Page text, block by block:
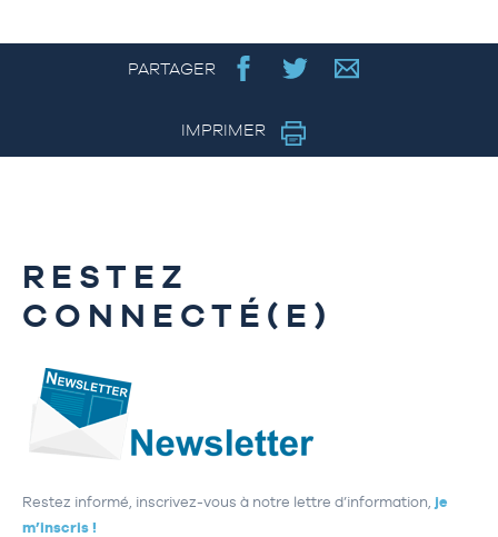
PARTAGER
IMPRIMER
RESTEZ
CONNECTÉ(E)
Restez informé, inscrivez-vous à notre lettre d’information, je
m’inscris !